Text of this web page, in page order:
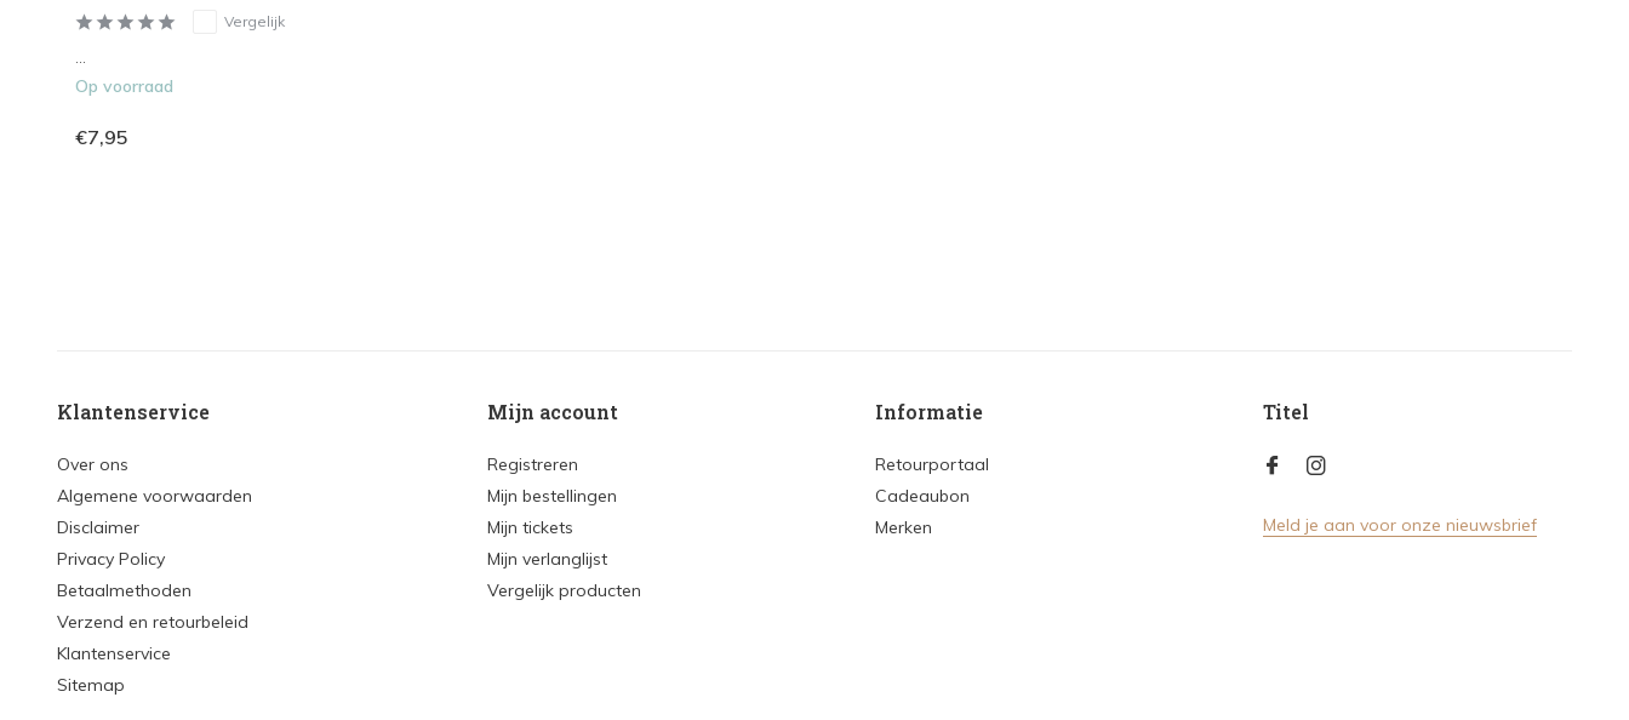
Vergelijk
Op voorraad
€7,95
Klantenservice
Over ons
Algemene voorwaarden
Disclaimer
Privacy Policy
Betaalmethoden
Verzend en retourbeleid
Klantenservice
Sitemap
Mijn account
Registreren
Mijn bestellingen
Mijn tickets
Mijn verlanglijst
Vergelijk producten
Informatie
Retourportaal
Cadeaubon
Merken
Titel
Meld je aan voor onze nieuwsbrief